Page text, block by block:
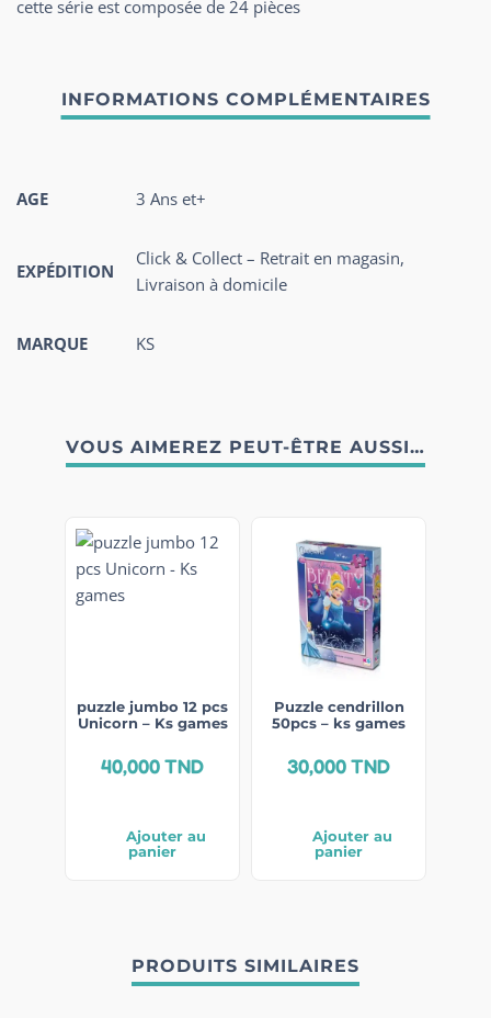
cette série est composée de 24 pièces
AGE 3 Ans et+
EXPÉDITION
Click & Collect – Retrait en magasin,
Livraison à domicile
MARQUE KS
VOUS AIMEREZ PEUT-ÊTRE AUSSI…
puzzle jumbo 12 pcs
Unicorn – Ks games
40,000TND
Ajouter au
panier
Puzzle cendrillon
50pcs – ks games
30,000TND
Ajouter au
panier
PRODUITS SIMILAIRES